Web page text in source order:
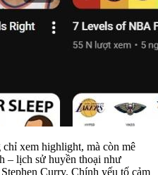
xem highlight, mà còn mê
– lịch sử huyền thoại như
Curry. Chính yếu tố cảm